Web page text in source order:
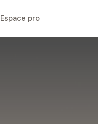
Espace pro